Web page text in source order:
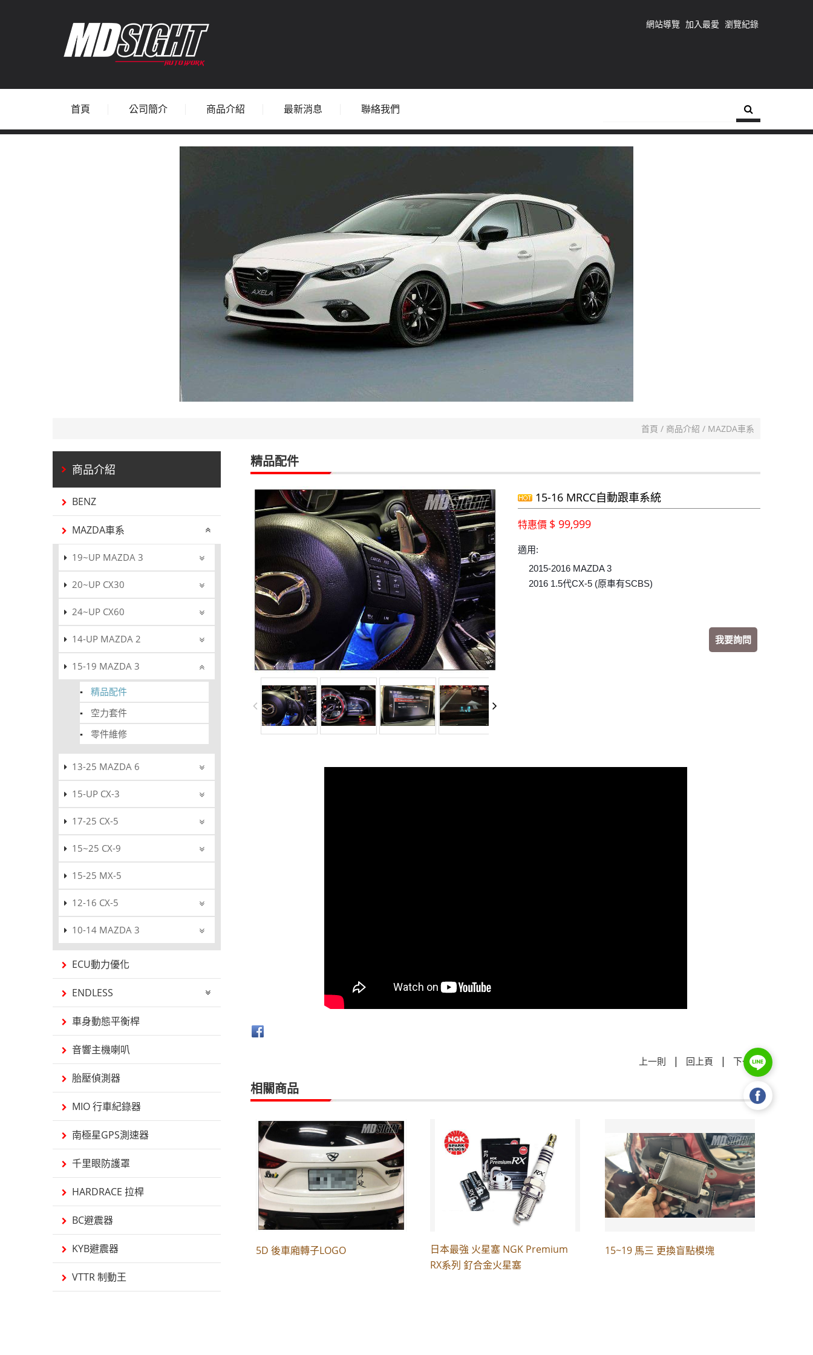
網站導覽 加入最愛 瀏覽紀錄
首頁 公司簡介 商品介紹 最新消息 聯絡我們
首頁 商品介紹 MAZDA車系
BENZ
MAZDA車系
19~UP MAZDA 3
20~UP CX30
24~UP CX60
14-UP MAZDA 2
15-19 MAZDA 3
精品配件
空力套件
零件維修
13-25 MAZDA 6
15-UP CX-3
17-25 CX-5
15~25 CX-9
15-25 MX-5
12-16 CX-5
10-14 MAZDA 3
ECU動力優化
ENDLESS
車身動態平衡桿
音響主機喇叭
胎壓偵測器
MIO 行車紀錄器
南極星GPS測速器
千里眼防護罩
HARDRACE 拉桿
BC避震器
KYB避震器
VTTR 制動王
精品配件
15-16 MRCC自動跟車系統
特惠價 $ 99,999
適用:
2015-2016 MAZDA 3
2016 1.5代CX-5 (原車有SCBS)
我要詢問
上一則 | 回上頁 | 下一則
相關商品
5D 後車廂轉子LOGO
日本最強 火星塞 NGK Premium
RX系列 釕合金火星塞
15~19 馬三 更換盲點模塊